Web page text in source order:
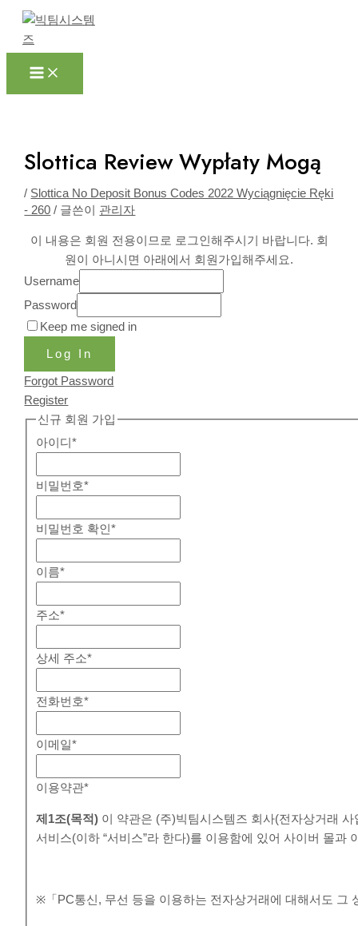
Menu
Slottica Review Wypłaty Mogą
/ Slottica No Deposit Bonus Codes 2022 Wyciągnięcie Ręki
- 260 / 글쓴이 관리자
이 내용은 회원 전용이므로 로그인해주시기 바랍니다. 회
원이 아니시면 아래에서 회원가입해주세요.
Username
Password
Keep me signed in
Log In
Forgot Password
Register
신규 회원 가입
아이디*
비밀번호*
비밀번호 확인*
이름*
주소*
상세 주소*
전화번호*
이메일*
이용약관*
제 1조(목적) 이 약관은 (주)빅팀시스템즈 회사(전자상거래
서비스(이하 “서비스”라 한다)를 이용함에 있어 사이버 몰
※「PC통신, 무선 등을 이용하는 전자상거래에 대해서도 그
포
트